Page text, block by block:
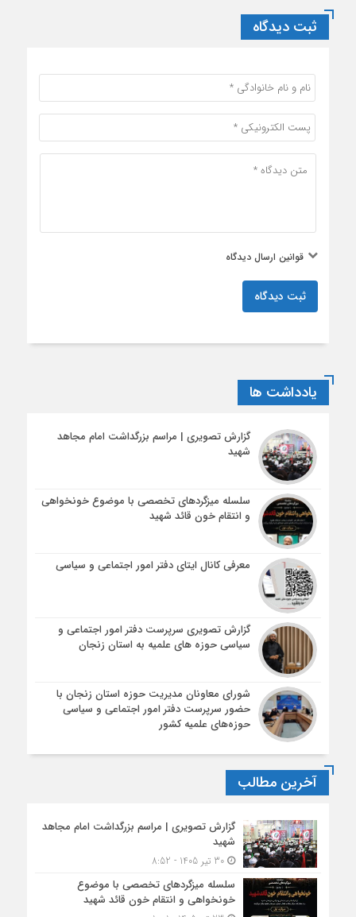
ثبت دیدگاه
قوانین ارسال دیدگاه
ثبت دیدگاه
یادداشت ها
گزارش تصویری | مراسم بزرگداشت امام مجاهد
شهید
سلسله میزگردهای تخصصی با موضوع خونخواهی
و انتقام خون قائد شهید
معرفی کانال ایتای دفتر امور اجتماعی و سیاسی
گزارش تصویری سرپرست دفتر امور اجتماعی و
سیاسی حوزه های علمیه به استان زنجان
شورای معاونان مدیریت حوزه استان زنجان با
حضور سرپرست دفتر امور اجتماعی و سیاسی
حوزه‌های علمیه کشور
آخرین مطالب
گزارش تصویری | مراسم بزرگداشت امام مجاهد
شهید
30 تیر 1405 - 8:52
سلسله میزگردهای تخصصی با موضوع
خونخواهی و انتقام خون قائد شهید